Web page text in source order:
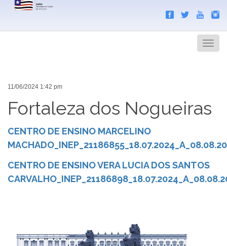
Menu
11/06/2024 1:42 pm
Fortaleza dos Nogueiras
CENTRO DE ENSINO MARCELINO
CENTRO DE ENSINO VERA LUCIA DOS SANTOS